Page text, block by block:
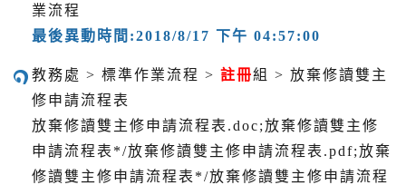
業流程
最後異動時間:2018/8/17 下午 04:57:00
教務處 > 標準作業流程 > 註冊組 > 放棄修讀雙主
修申請流程表
放棄修讀雙主修申請流程表.doc;放棄修讀雙主修
申請流程表*/放棄修讀雙主修申請流程表.pdf;放棄
修讀雙主修申請流程表*/放棄修讀雙主修申請流程